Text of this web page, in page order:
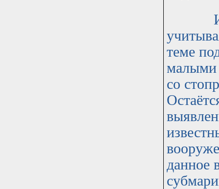
теме
малыми
со
данное